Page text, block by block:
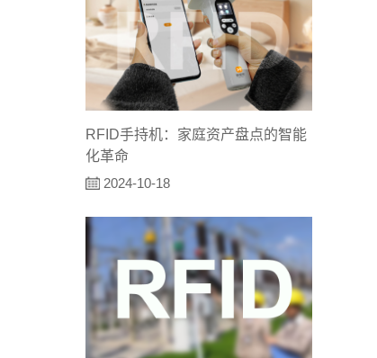
RFID手持机：家庭资产盘点的智能
化革命
2024-10-18